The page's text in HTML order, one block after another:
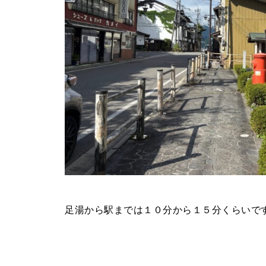
足湯から駅までは１０分から１５分くらいで